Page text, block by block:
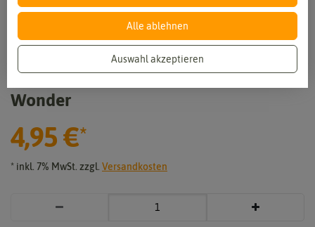
Vergrößern durch berühren
BIO Paprika Golden California
Wonder
4,95 €*
* inkl. 7% MwSt. zzgl. Versandkosten
Alle ablehnen
Auswahl akzeptieren